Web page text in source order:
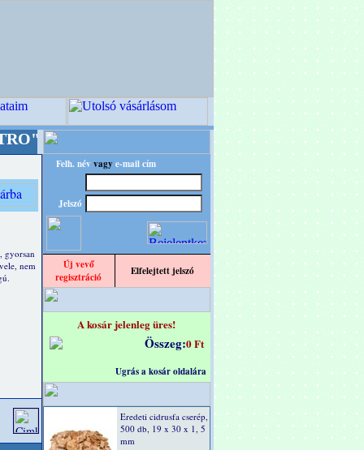
+++++++ OPITEC - A Kreatív Világ
gyorsan
nem
Felh. név vagy e-mail cím
Jelszó
Új vevő
regisztráció
Elfelejtett jelszó
A kosár jelenleg üres!
Összeg:0 Ft
Ugrás a kosár oldalára
Eredeti cidrusfa cserép,
500 db, 19 x 30 x 1, 5
mm